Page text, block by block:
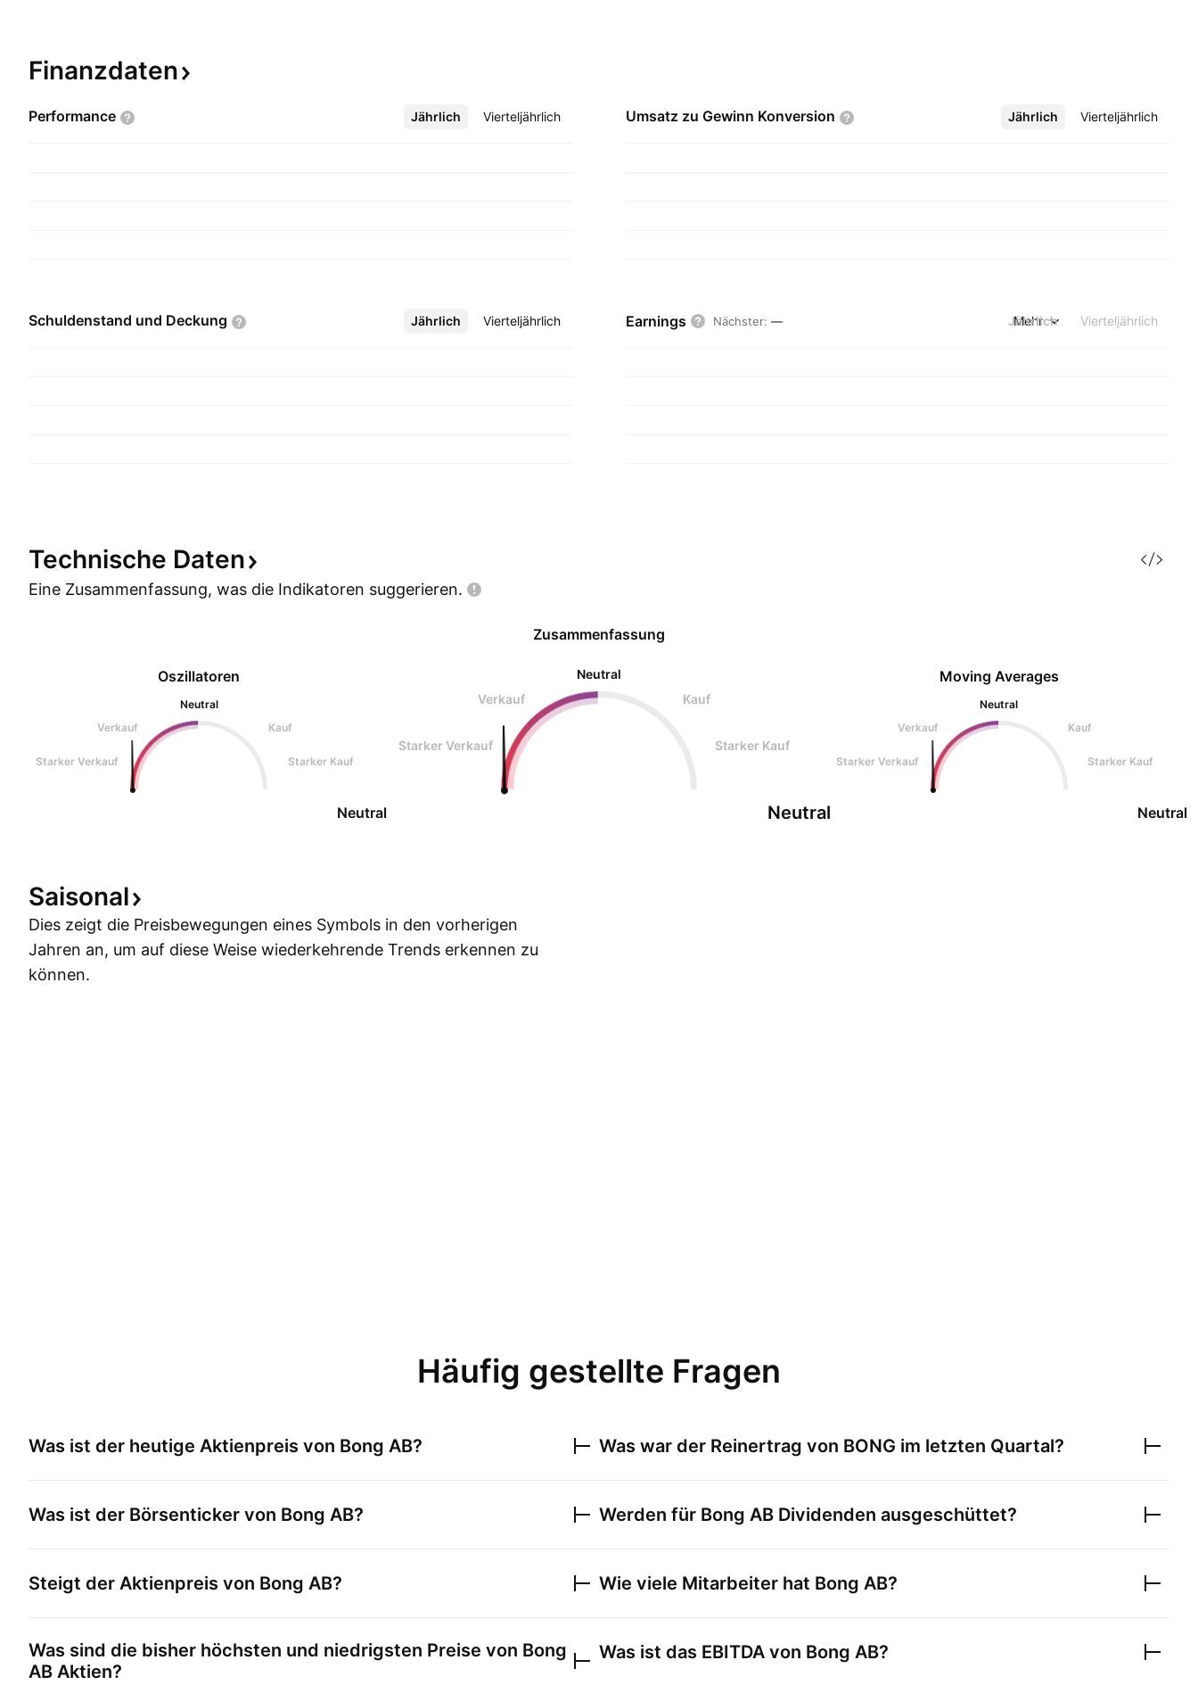
Finanzdaten
Performance Jährlich Vierteljährlich
Mehr Umsatz zu Gewinn Konversion Jährlich Vierteljährlich
Mehr
Schuldenstand und Deckung Jährlich Vierteljährlich
Mehr Earnings Nächster: — Jährlich Vierteljährlich
Mehr
Technische Daten
Eine Zusammenfassung, was die Indikatoren suggerieren.
Oszillatoren
Neutral
Verkauf
Kauf
Starker Verkauf Starker Kauf
Neutral
Zusammenfassung
Neutral
Verkauf
Kauf
Starker Verkauf Starker Kauf
Neutral
Moving Averages
Neutral
Verkauf
Kauf
Starker Verkauf Starker Kauf
Neutral
Saisonal
Dies zeigt die Preisbewegungen eines Symbols in den vorherigen
Jahren an, um auf diese Weise wiederkehrende Trends erkennen zu
können.
Häufig gestellte Fragen
Was ist der heutige Aktienpreis von Bong AB?
Was ist der Börsenticker von Bong AB?
Steigt der Aktienpreis von Bong AB?
Was sind die bisher höchsten und niedrigsten Preise von Bong
AB Aktien?
Was war der Reinertrag von BONG im letzten Quartal?
Werden für Bong AB Dividenden ausgeschüttet?
Wie viele Mitarbeiter hat Bong AB?
Was ist das EBITDA von Bong AB?